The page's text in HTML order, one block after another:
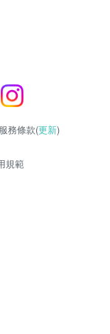
務條款(更新)
規範